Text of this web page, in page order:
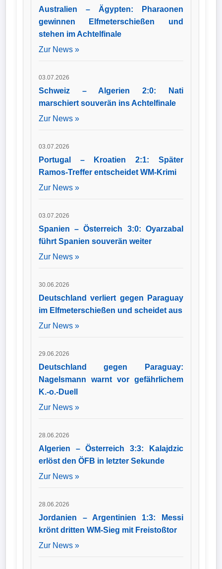
Australien – Ägypten: Pharaonen
gewinnen Elfmeterschießen und
stehen im Achtelfinale
Zur News »
03.07.2026
Schweiz – Algerien 2:0: Nati
marschiert souverän ins Achtelfinale
Zur News »
03.07.2026
Portugal – Kroatien 2:1: Später
Ramos-Treffer entscheidet WM-Krimi
Zur News »
03.07.2026
Spanien – Österreich 3:0: Oyarzabal
führt Spanien souverän weiter
Zur News »
30.06.2026
Deutschland verliert gegen Paraguay
im Elfmeterschießen und scheidet aus
Zur News »
29.06.2026
Deutschland gegen Paraguay:
Nagelsmann warnt vor gefährlichem
K.-o.-Duell
Zur News »
28.06.2026
Algerien – Österreich 3:3: Kalajdzic
erlöst den ÖFB in letzter Sekunde
Zur News »
28.06.2026
Jordanien – Argentinien 1:3: Messi
krönt dritten WM-Sieg mit Freistoßtor
Zur News »